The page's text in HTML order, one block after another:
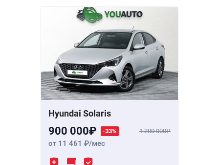
Hyundai Solaris
900 000 -33% 1 200 000
от 11 461 /мес